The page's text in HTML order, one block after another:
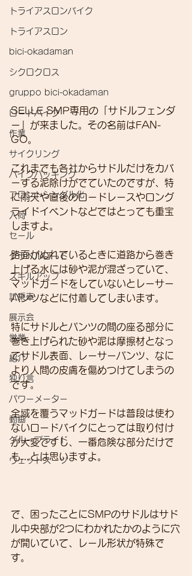
トライアスロンバイク
トライアスロン
bici-okadaman
シクロクロス
gruppo bici-okadaman
ロードバイク
作業
サイクリング
バイクパッキング
フロントシングル化
入荷
セール
グラベルロード
スキルアップ
試乗車
展示会
営業
紹介
独り言
パワーメーター
動画
グループライド
ウェットスーツ
SELLE SMP専用の「サドルフェンダ
ー」が来ました。その名前はFAN-
GO。
これまでも各社からサドルだけをカバ
ーする泥除けがでていたのですが、特
に雨天や直後のロードレースやロング
ライドイベントなどではとっても重宝
しますよ。
路面がぬれているときに道路から巻き
上げる水には砂や泥が混ざっていて、
マッドガードをしていないとレーサー
パンツなどに付着してしまいます。
特にサドルとパンツの間の座る部分に
巻き上げられた砂や泥は摩擦材となっ
てサドル表面、レーサーパンツ、なに
より人間の皮膚を傷めつけてしまうの
です。
全域を覆うマッドガードは普段は使わ
ないロードバイクにとっては取り付け
が大変ですし、一番危険な部分だけで
も…とは思いますよ。
で、困ったことにSMPのサドルはサド
ル中央部が2つにわかれたかのように穴
が開いていて、レール形状が特殊で
す。